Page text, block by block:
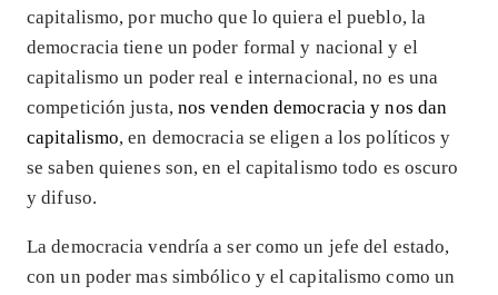
capitalismo, por mucho que lo quiera el pueblo, la
democracia tiene un poder formal y nacional y el
capitalismo un poder real e internacional, no es una
competición justa, nos venden democracia y nos dan
capitalismo, en democracia se eligen a los políticos y
se saben quienes son, en el capitalismo todo es oscuro
y difuso.
La democracia vendría a ser como un jefe del estado,
con un poder mas simbólico y el capitalismo como un